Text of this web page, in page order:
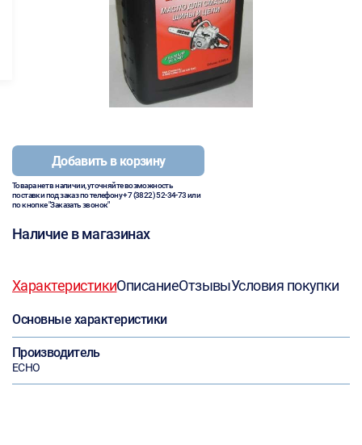
Добавить в корзину
Товара нет в наличии, уточняйте возможность
поставки под заказ по телефону+7 (3822) 52-34-73или
по кнопке "Заказать звонок"
Наличие в магазинах
ХарактеристикиОписаниеОтзывыУсловия покупки
Основные характеристики
Производитель
ECHO